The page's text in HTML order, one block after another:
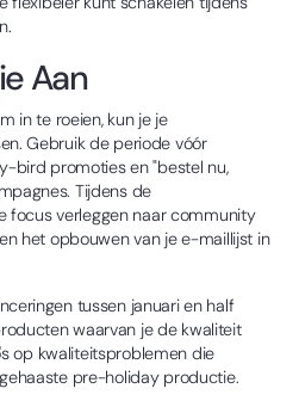
Aan
in te roeien, kun je je
Gebruik de periode vóór
bird promoties en "bestel nu,
Tijdens de
focus verleggen naar community
het opbouwen van je e-maillijst in
tussen januari en half
waarvan je de kwaliteit
op kwaliteitsproblemen die
pre-holiday productie.